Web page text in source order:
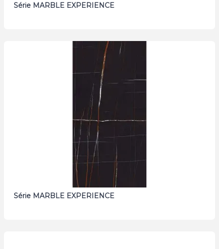
Série MARBLE EXPERIENCE
Série MARBLE EXPERIENCE